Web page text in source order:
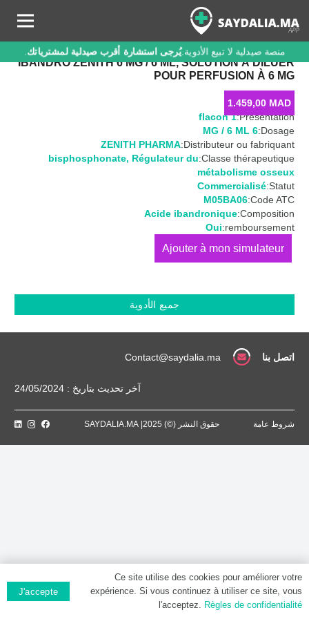
منصة صيدلية لا تبيع الأدوية.يُرجى استشارة أقرب صيدلية لمشترياتك.
IBANDRO ZENITH 6 MG / 6 ML, SOLUTION À DILUER
POUR PERFUSION À 6 MG
1.459,00 MAD
Présentation:
1 flacon
Dosage:
6 MG / 6 ML
Distributeur ou fabriquant:
ZENITH PHARMA
Classe thérapeutique:
bisphosphonate, Régulateur du
métabolisme osseux
Statut:
Commercialisé
Code ATC:
M05BA06
Composition:
Acide ibandronique
remboursement:
Oui
كمية
6
ML,
Solution
perfusion
6
جميع الأدوية
اتصل بنا Contact@saydalia.ma
آخر تحديث بتاريخ : 24/05/2024
شروط عامة حقوق النشر (©) 2025| SAYDALIA.MA
Ce site utilise des cookies pour améliorer votre
expérience. Si vous continuez à utiliser ce site, vous
l'acceptez. Règles de confidentialité
J'accepte